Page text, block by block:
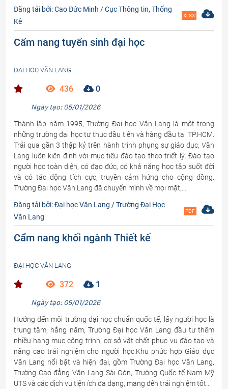
Đăng tải bởi: Cao Đức Minh / Cục Thông tin, Thống
Kê
XLSX
Cẩm nang tuyển sinh đại học
ĐẠI HỌC VĂN LANG
436 0
Ngày tạo: 05/01/2026
Thành lập năm 1995, Trường Đại học Văn Lang là một trong
những trường đại học tư thục đầu tiên và hàng đầu tại TP.HCM.
Trải qua gần 3 thập kỷ trên hành trình phụng sự giáo dục, Văn
Lang luôn kiên định với mục tiêu đào tạo theo triết lý: Đào tạo
người học toàn diện, có đạo đức, có khả năng học tập suốt đời
và có tác động tích cực, truyền cảm hứng cho cộng đồng.
Trường Đại học Văn Lang đã chuyển mình về mọi mặt,...
Đăng tải bởi: Đại học Văn Lang / Trường Đại Học
Văn Lang
PDF
Cẩm nang khối ngành Thiết kế
ĐẠI HỌC VĂN LANG
372 1
Ngày tạo: 05/01/2026
Hướng đến môi trường đại học chuẩn quốc tế, lấy người học là
trung tâm; hằng năm, Trường Đại học Văn Lang đầu tư thêm
nhiều hạng mục công trình, cơ sở vật chất phục vụ đào tạo và
nâng cao trải nghiệm cho người học.Khu phức hợp Giáo dục
Văn Lang nổi bật và hiện đại, gồm Trường Đại học Văn Lang,
Trường Cao đẳng Văn Lang Sài Gòn, Trường Quốc tế Nam Mỹ
UTS và các dịch vụ tiện ích đa dạng, mang đến trải nghiệm tốt...